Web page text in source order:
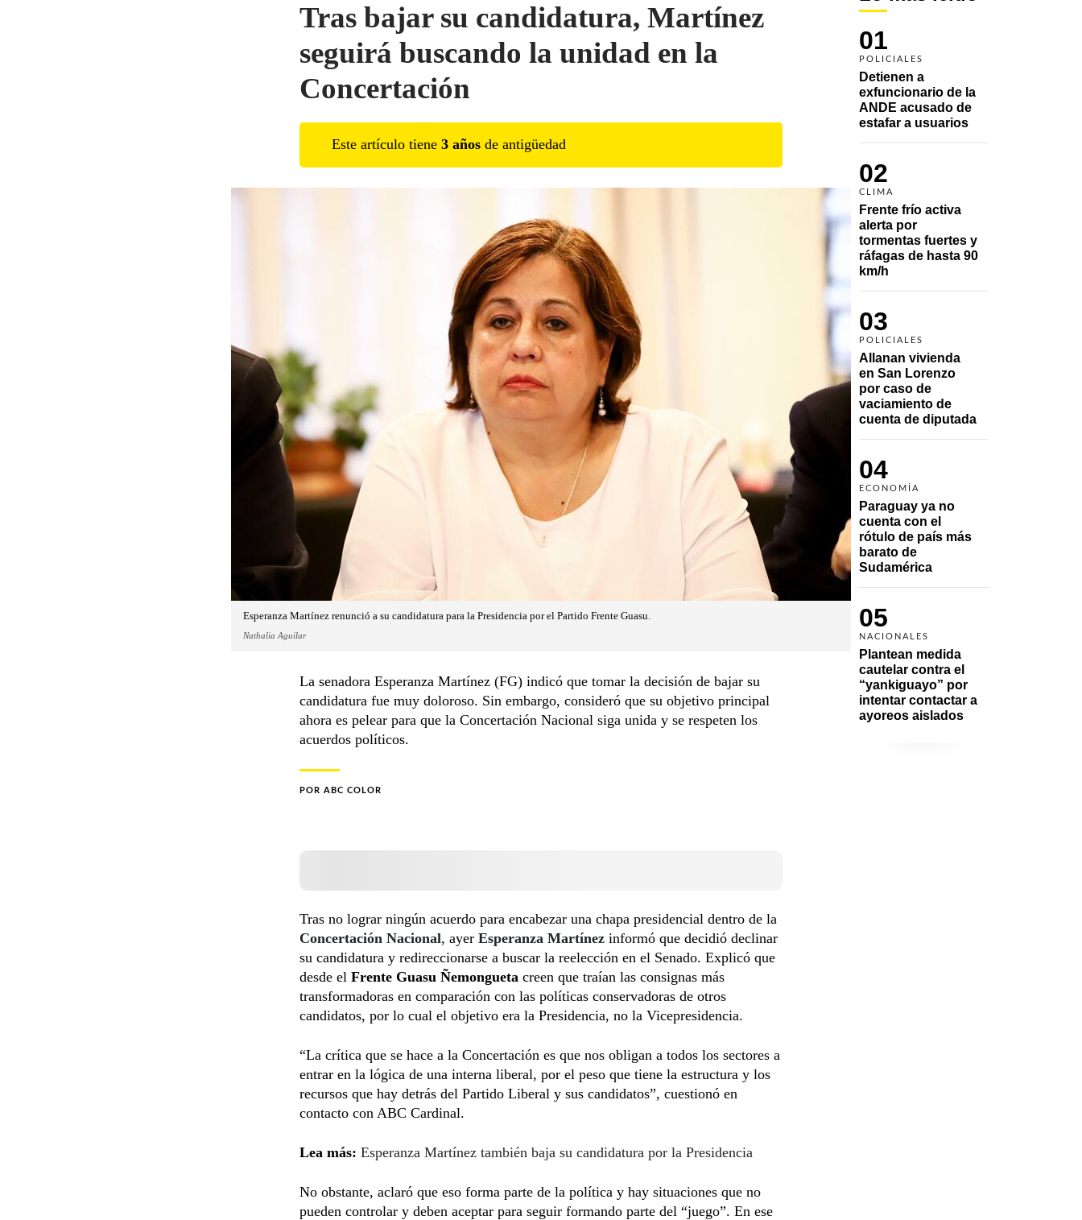
01
POLICIALES
Detienen a
exfuncionario de la
ANDE acusado de
estafar a usuarios
02
CLIMA
Frente frío activa
alerta por
tormentas fuertes y
ráfagas de hasta 90
km/h
03
POLICIALES
Allanan vivienda
en San Lorenzo
por caso de
vaciamiento de
cuenta de diputada
04
ECONOMÍA
Paraguay ya no
cuenta con el
rótulo de país más
barato de
Sudamérica
05
NACIONALES
Plantean medida
cautelar contra el
“yankiguayo” por
intentar contactar a
ayoreos aislados
Tras bajar su candidatura, Martínez
seguirá buscando la unidad en la
Concertación
Este artículo tiene 3 años de antigüedad
Esperanza Martínez renunció a su candidatura para la Presidencia por el Partido Frente Guasu.
Nathalia Aguilar
La senadora Esperanza Martínez (FG) indicó que tomar la decisión de bajar su
candidatura fue muy doloroso. Sin embargo, consideró que su objetivo principal
ahora es pelear para que la Concertación Nacional siga unida y se respeten los
acuerdos políticos.
POR ABC COLOR
Tras no lograr ningún acuerdo para encabezar una chapa presidencial dentro de la
Concertación Nacional, ayer Esperanza Martínez informó que decidió declinar
su candidatura y redireccionarse a buscar la reelección en el Senado. Explicó que
desde el Frente Guasu Ñemongueta creen que traían las consignas más
transformadoras en comparación con las políticas conservadoras de otros
candidatos, por lo cual el objetivo era la Presidencia, no la Vicepresidencia.
“La crítica que se hace a la Concertación es que nos obligan a todos los sectores a
entrar en la lógica de una interna liberal, por el peso que tiene la estructura y los
recursos que hay detrás del Partido Liberal y sus candidatos”, cuestionó en
contacto con ABC Cardinal.
Lea más: Esperanza Martínez también baja su candidatura por la Presidencia
No obstante, aclaró que eso forma parte de la política y hay situaciones que no
pueden controlar y deben aceptar para seguir formando parte del “juego”. En ese